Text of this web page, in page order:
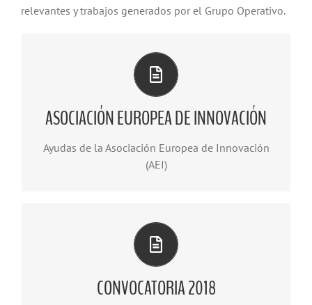
relevantes y trabajos generados por el Grupo Operativo.
ASOCIACIÓN EUROPEA DE INNOVACIÓN
Ayudas de la Asociación Europea de Innovación
(AEI)
DOCUMENTACIÓN DEL GRUPO OPERATIVO
Descargar Documento
CONVOCATORIA 2018
DOCUMENTACIÓN DEL GRUPO OPERATIVO
Descargar Documento